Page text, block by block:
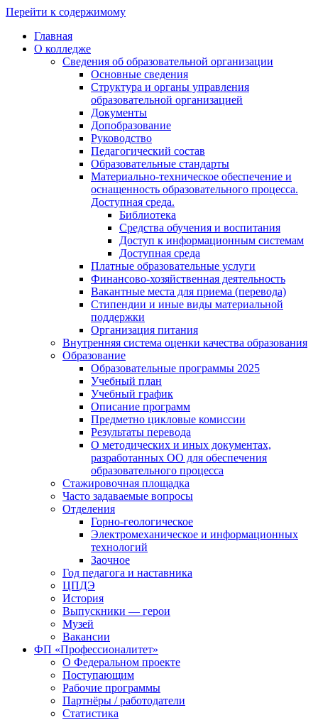
Перейти к содержимому
Главная
О колледже
Сведения об образовательной организации
Основные сведения
Структура и органы управления
образовательной организацией
Документы
Допобразование
Руководство
Педагогический состав
Образовательные стандарты
Материально-техническое обеспечение и
оснащенность образовательного процесса.
Доступная среда.
Библиотека
Средства обучения и воспитания
Доступ к информационным системам
Доступная среда
Платные образовательные услуги
Финансово-хозяйственная деятельность
Вакантные места для приема (перевода)
Стипендии и иные виды материальной
поддержки
Организация питания
Внутренняя система оценки качества образования
Образование
Образовательные программы 2025
Учебный план
Учебный график
Описание программ
Предметно цикловые комиссии
Результаты перевода
О методических и иных документах,
разработанных ОО для обеспечения
образовательного процесса
Стажировочная площадка
Часто задаваемые вопросы
Отделения
Горно-геологическое
Электромеханическое и информационных
технологий
Заочное
Год педагога и наставника
ЦПДЭ
История
Выпускники — герои
Музей
Вакансии
ФП «Профессионалитет»
О Федеральном проекте
Поступающим
Рабочие программы
Партнёры / работодатели
Статистика